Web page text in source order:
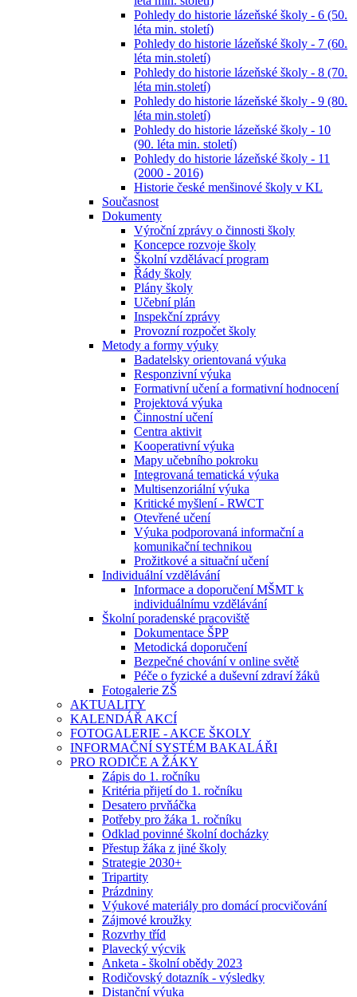
Pohledy do historie lázeňské školy - 6 (50.
léta min. století)
Pohledy do historie lázeňské školy - 7 (60.
léta min.století)
Pohledy do historie lázeňské školy - 8 (70.
léta min.století)
Pohledy do historie lázeňské školy - 9 (80.
léta min.století)
Pohledy do historie lázeňské školy - 10
(90. léta min. století)
Pohledy do historie lázeňské školy - 11
(2000 - 2016)
Historie české menšinové školy v KL
Současnost
Dokumenty
Výroční zprávy o činnosti školy
Koncepce rozvoje školy
Školní vzdělávací program
Řády školy
Plány školy
Učební plán
Inspekční zprávy
Provozní rozpočet školy
Metody a formy výuky
Badatelsky orientovaná výuka
Responzivní výuka
Formativní učení a formativní hodnocení
Projektová výuka
Činnostní učení
Centra aktivit
Kooperativní výuka
Mapy učebního pokroku
Integrovaná tematická výuka
Multisenzoriální výuka
Kritické myšlení - RWCT
Otevřené učení
Výuka podporovaná informační a
komunikační technikou
Prožitkové a situační učení
Individuální vzdělávání
Informace a doporučení MŠMT k
individuálnímu vzdělávání
Školní poradenské pracoviště
Dokumentace ŠPP
Metodická doporučení
Bezpečné chování v online světě
Péče o fyzické a duševní zdraví žáků
Fotogalerie ZŠ
AKTUALITY
KALENDÁŘ AKCÍ
FOTOGALERIE - AKCE ŠKOLY
INFORMAČNÍ SYSTÉM BAKALÁŘI
PRO RODIČE A ŽÁKY
Zápis do 1. ročníku
Kritéria přijetí do 1. ročníku
Desatero prvňáčka
Potřeby pro žáka 1. ročníku
Odklad povinné školní docházky
Přestup žáka z jiné školy
Strategie 2030+
Tripartity
Prázdniny
Výukové materiály pro domácí procvičování
Zájmové kroužky
Rozvrhy tříd
Plavecký výcvik
Anketa - školní obědy 2023
Rodičovský dotazník - výsledky
Distanční výuka